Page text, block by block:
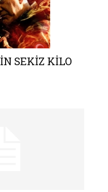
SEKİZ KİLO